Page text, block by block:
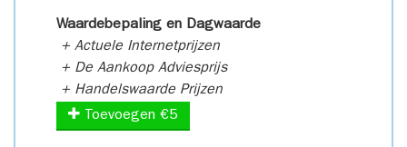
Waardebepaling en Dagwaarde
+ Actuele Internetprijzen
+ De Aankoop Adviesprijs
+ Handelswaarde Prijzen
Toevoegen €5